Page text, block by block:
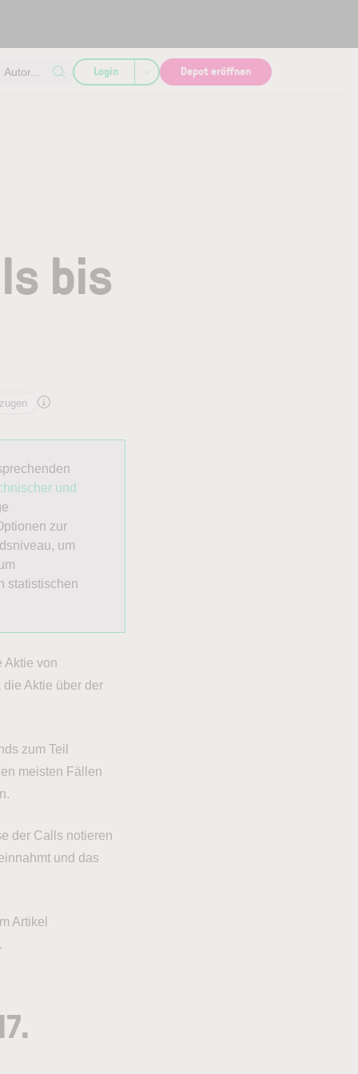
Login Depot eröffnen
bis
und
zur
um
statistischen
Aktie von
Aktie über der
zum Teil
meisten Fällen
der Calls notieren
und das
Artikel